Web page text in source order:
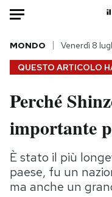
HOME
Italia
Politica
Tecnologia
Internet
Scienza
QUESTO ARTICOLO
MONDO Venerdì 8
Perché
importante
È stato il più
paese, fu un
ma anche un